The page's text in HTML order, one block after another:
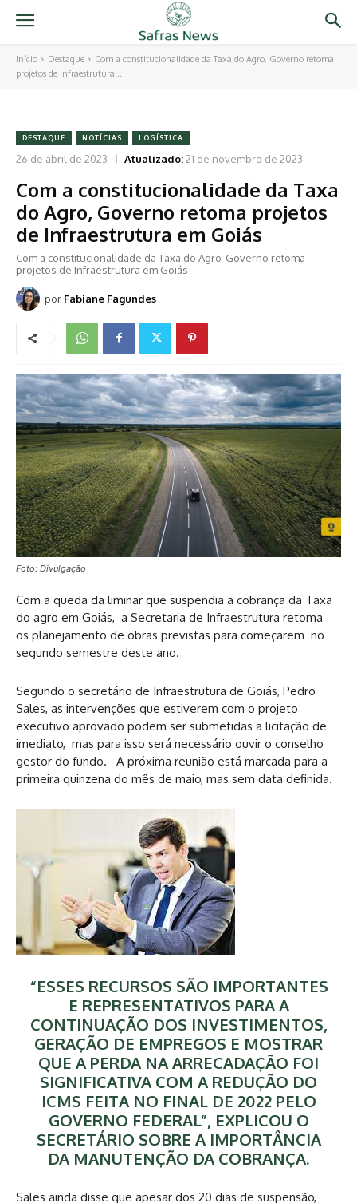
Início Destaque
Com a constitucionalidade da Taxa do Agro, Governo retoma
projetos de Infraestrutura...
DESTAQUE NOTÍCIAS LOGÍSTICA
26 de abril de 2023 Atualizado:21 de novembro de 2023
Com a constitucionalidade da Taxa
do Agro, Governo retoma projetos
de Infraestrutura em Goiás
Com a constitucionalidade da Taxa do Agro, Governo retoma
projetos de Infraestrutura em Goiás
por Fabiane Fagundes
Foto: Divulgação
Com a queda da liminar que suspendia a cobrança da Taxa
do agro em Goiás, a Secretaria de Infraestrutura retoma
os planejamento de obras previstas para começarem no
segundo semestre deste ano.
Segundo o secretário de Infraestrutura de Goiás, Pedro
Sales, as intervenções que estiverem com o projeto
executivo aprovado podem ser submetidas a licitação de
imediato, mas para isso será necessário ouvir o conselho
gestor do fundo. A próxima reunião está marcada para a
primeira quinzena do mês de maio, mas sem data definida.
“ESSES RECURSOS SÃO IMPORTANTES
E REPRESENTATIVOS PARA A
CONTINUAÇÃO DOS INVESTIMENTOS,
GERAÇÃO DE EMPREGOS E MOSTRAR
QUE A PERDA NA ARRECADAÇÃO FOI
SIGNIFICATIVA COM A REDUÇÃO DO
ICMS FEITA NO FINAL DE 2022 PELO
GOVERNO FEDERAL”, EXPLICOU O
SECRETÁRIO SOBRE A IMPORTÂNCIA
DA MANUTENÇÃO DA COBRANÇA.
Sales ainda disse que apesar dos 20 dias de suspensão,